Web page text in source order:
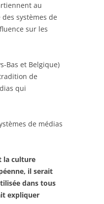
au
systèmes de
sur les
Bas et Belgique)
de
qui
de médias
la culture
il serait
dans tous
expliquer